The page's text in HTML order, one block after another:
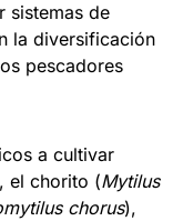
sistemas de
la diversificación
pescadores
a cultivar
el chorito (Mytilus
chorus),